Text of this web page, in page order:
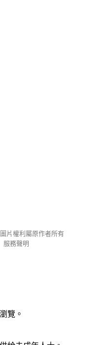
片權利屬原作者所有
服務聲明
覽。